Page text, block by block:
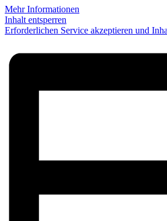
Mehr Informationen
Inhalt entsperren
Erforderlichen Service akzeptieren und